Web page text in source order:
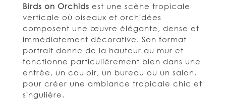
Birds on Orchids est une scène tropicale
verticale où oiseaux et orchidées
composent une œuvre élégante, dense et
immédiatement décorative. Son format
portrait donne de la hauteur au mur et
fonctionne particulièrement bien dans une
entrée, un couloir, un bureau ou un salon,
pour créer une ambiance tropicale chic et
singulière.